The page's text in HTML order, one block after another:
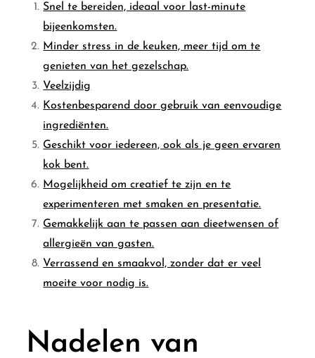
Snel te bereiden, ideaal voor last-minute
bijeenkomsten.
Minder stress in de keuken, meer tijd om te
genieten van het gezelschap.
Veelzijdig
Kostenbesparend door gebruik van eenvoudige
ingrediënten.
Geschikt voor iedereen, ook als je geen ervaren
kok bent.
Mogelijkheid om creatief te zijn en te
experimenteren met smaken en presentatie.
Gemakkelijk aan te passen aan dieetwensen of
allergieën van gasten.
Verrassend en smaakvol, zonder dat er veel
moeite voor nodig is.
Nadelen van